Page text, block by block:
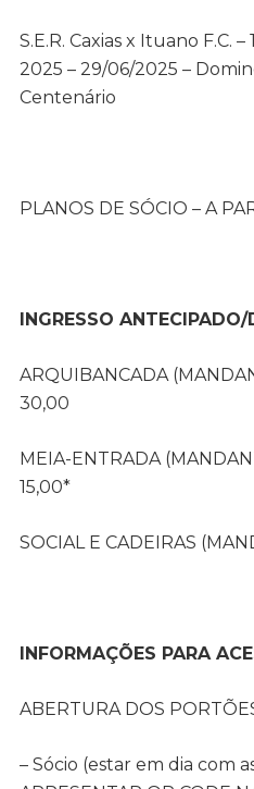
S.E.R. Caxias x Ituano F.C.
2025 – 29/06/2025 –
Centenário
PLANOS DE SÓCIO – A
INGRESSO
ARQUIBANCADA
30,00
MEIA-ENTRADA
15,00*
SOCIAL E CADEIRAS
INFORMAÇÕES PARA
ABERTURA DOS
– Sócio (estar em dia com